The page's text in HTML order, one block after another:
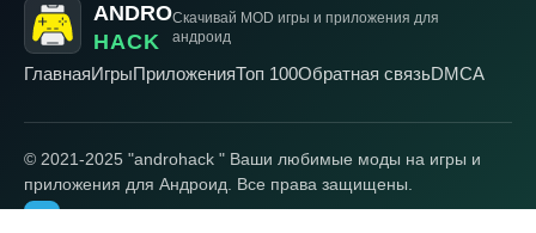
ANDRO
HACK
Скачивай MOD игры и приложения для
андроид
ГлавнаяИгрыПриложенияТоп 100Обратная связьDMCA
© 2021-2025 "androhack " Ваши любимые моды на игры и
приложения для Андроид. Все права защищены.